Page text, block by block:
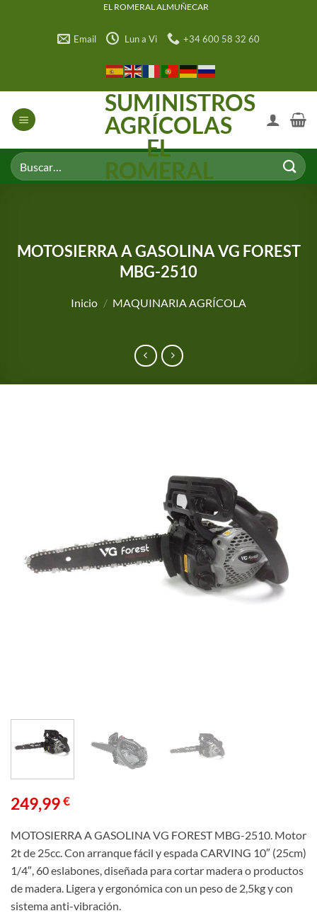
EL ROMERAL ALMUÑECAR
Email Lun a Vi +34 600 58 32 60
SUMINISTROS
AGRÍCOLAS
EL
ROMERAL
Buscar
por:
MOTOSIERRA A GASOLINA VG FOREST
MBG-2510
Inicio / MAQUINARIA AGRÍCOLA
249,99€
MOTOSIERRA A GASOLINA VG FOREST MBG-2510. Motor
2t de 25cc. Con arranque fácil y espada CARVING 10″ (25cm)
1/4″, 60 eslabones, diseñada para cortar madera o productos
de madera. Ligera y ergonómica con un peso de 2,5kg y con
sistema anti-vibración.